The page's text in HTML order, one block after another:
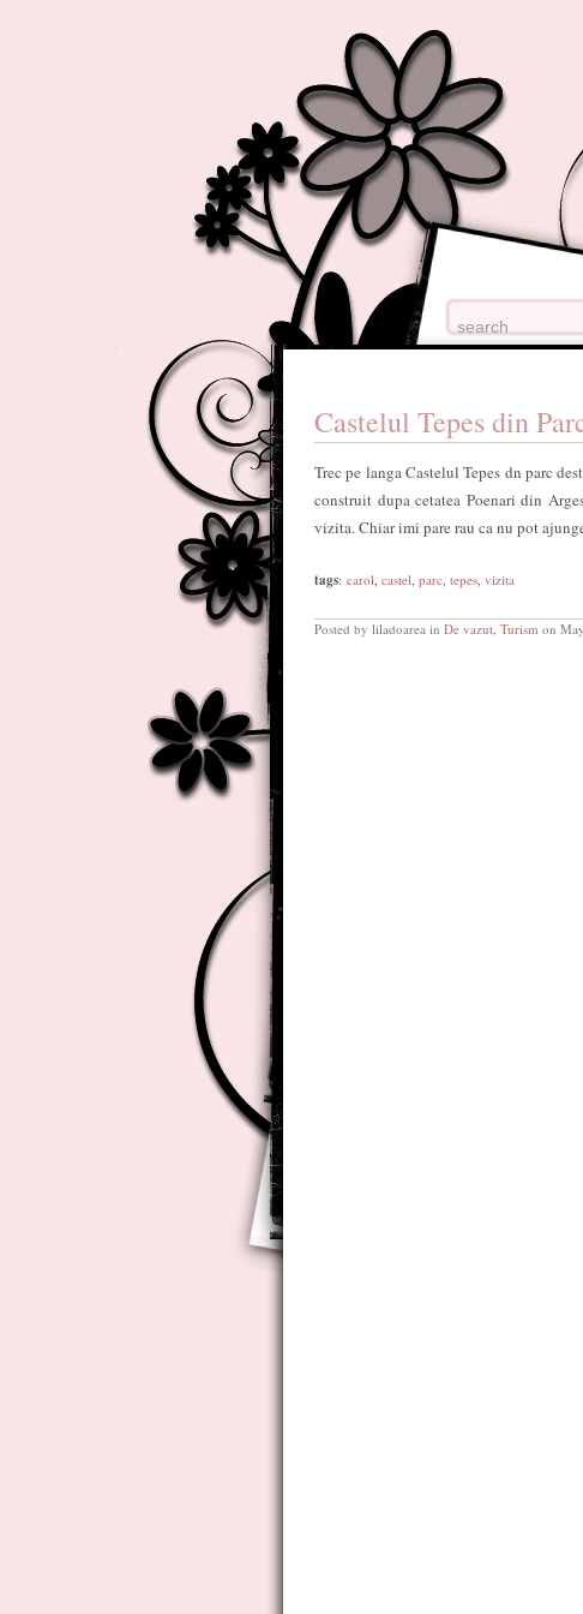
Castelul Tepes din
Trec pe langa Castelul Tepes dn parc
construit dupa cetatea Poenari din
vizita. Chiar imi pare rau ca nu pot
tags: carol, castel, parc, tepes, vizita
Posted by liladoarea in De vazut, Turism on